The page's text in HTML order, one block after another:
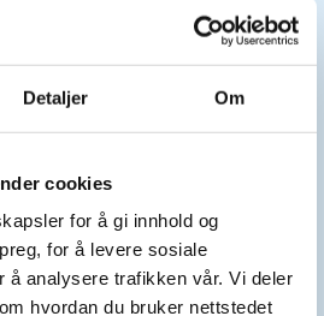
Detaljer Om
cookies
for å gi innhold og
for å levere sosiale
å analysere trafikken vår. Vi deler
hvordan du bruker nettstedet
er 1.